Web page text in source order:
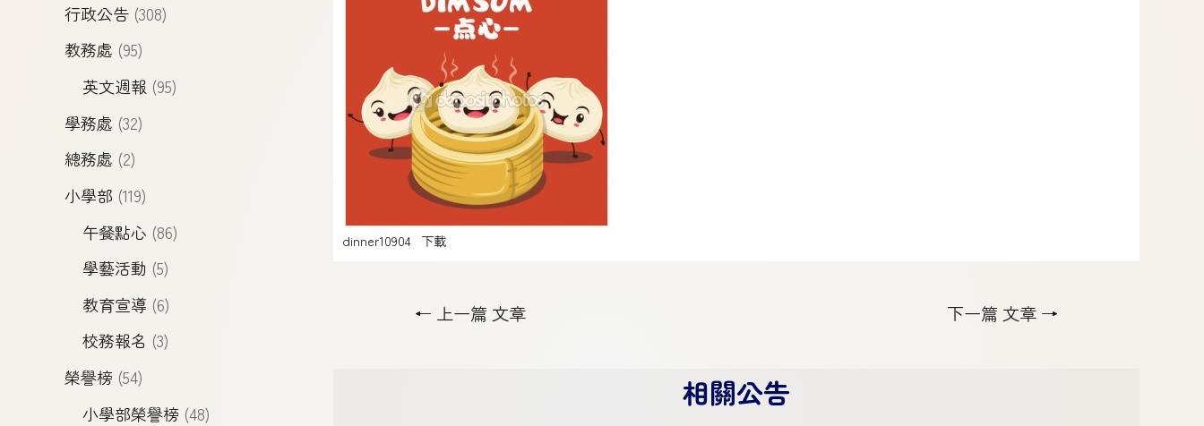
行政公告 (308)
教務處 (95)
英文週報 (95)
學務處 (32)
總務處 (2)
小學部 (119)
午餐點心 (86)
學藝活動 (5)
教育宣導 (6)
校務報名 (3)
榮譽榜 (54)
小學部榮譽榜 (48)
dinner10904 下載
← 上一篇 文章 下一篇 文章 →
相關公告